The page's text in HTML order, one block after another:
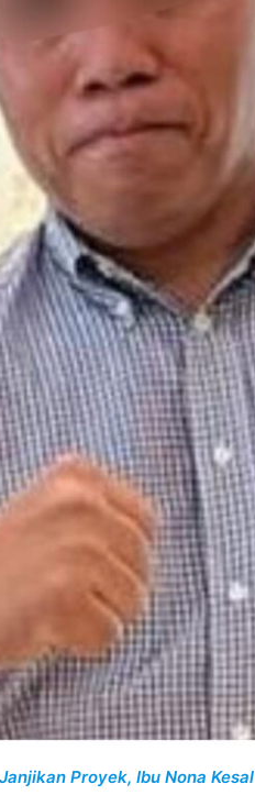
Proyek, Ibu Nona Kesal